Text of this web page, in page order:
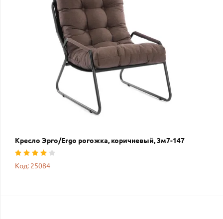
Кресло Эрго/Ergo рогожка, коричневый, 3м7-147
Код: 25084